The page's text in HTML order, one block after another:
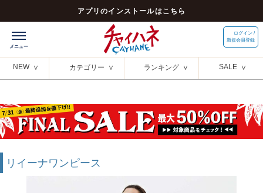
アプリのインストールはこちら
ログイン /
新規会員登録
NEW カテゴリー ランキング SALE
リイーナワンピース